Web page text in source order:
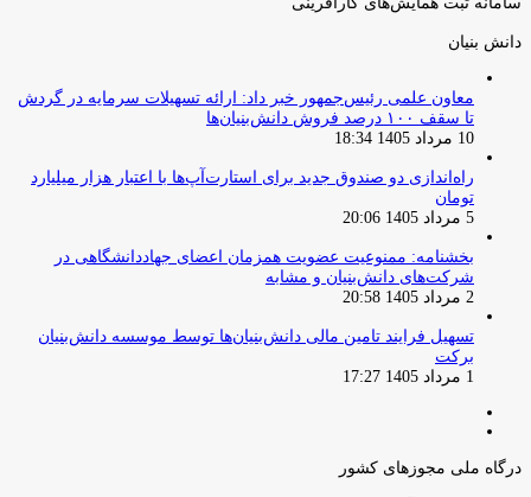
دانش‌ بنیان‌
معاون علمی رئیس‌جمهور خبر داد: ارائه تسهیلات سرمایه در گردش
تا سقف ۱۰۰ درصد فروش دانش‌بنیان‌ها
10 مرداد 1405 18:34
راه‌اندازی دو صندوق جدید برای استارت‌آپ‌ها با اعتبار هزار میلیارد
تومان
5 مرداد 1405 20:06
بخشنامه: ممنوعیت عضویت همزمان اعضای جهاددانشگاهی در
شرکت‌های دانش‌بنیان و مشابه
2 مرداد 1405 20:58
تسهیل فرایند تامین مالی دانش‌بنیان‌ها توسط موسسه دانش‌بنیان
برکت
1 مرداد 1405 17:27
درگاه ملی مجوزهای کشور